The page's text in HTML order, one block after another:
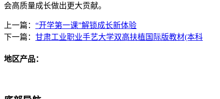
会高质量成长做出更大贡献。
上一篇： “开学第一课”解锁成长新体验
下一篇： 甘肃工业职业手艺大学双高扶植国际版教材(本科
地区产品：